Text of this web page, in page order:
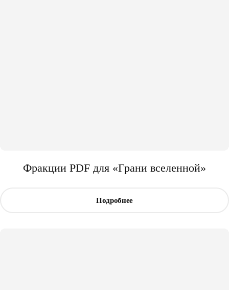
Фракции PDF для «Грани вселенной»
Подробнее